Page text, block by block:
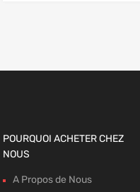
POURQUOI ACHETER CHEZ
NOUS
A Propos de Nous